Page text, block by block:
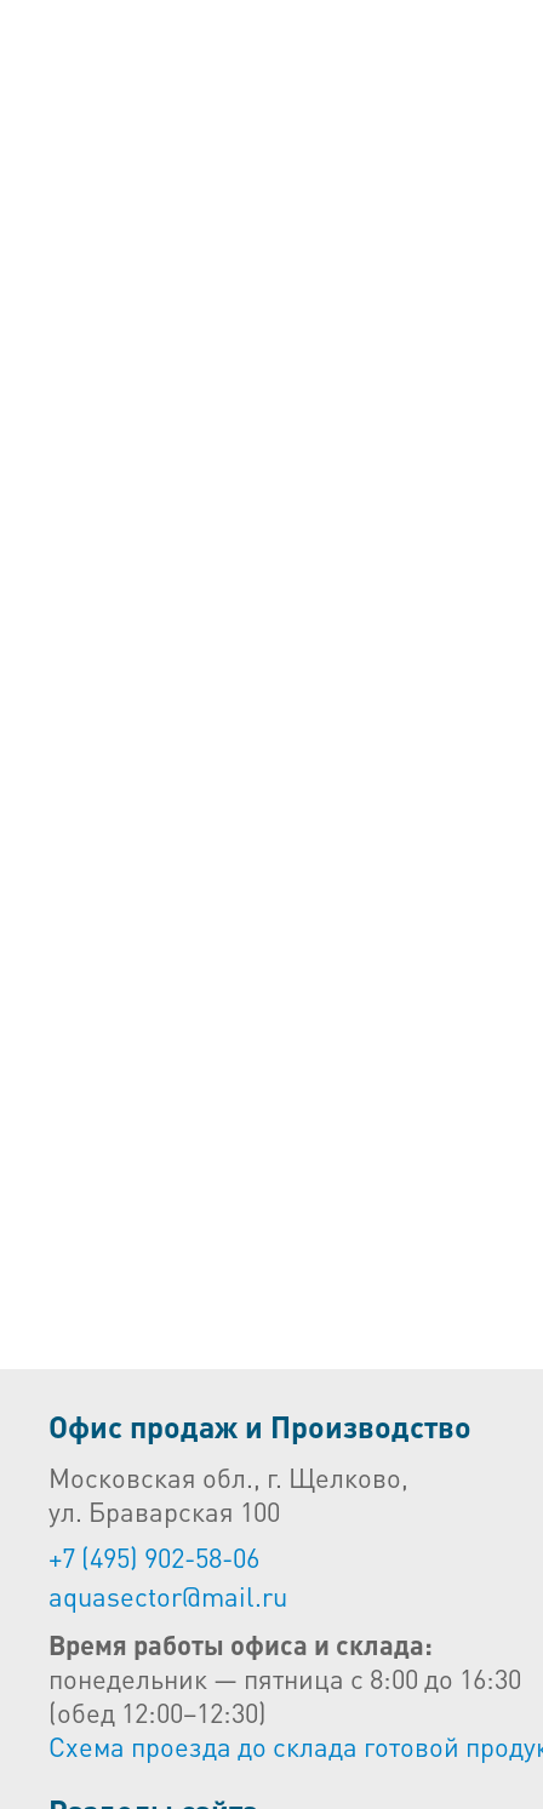
Офис продаж и Производство
Московская обл., г. Щелково,
ул. Браварская 100
+7 (495) 902-58-06
aquasector@mail.ru
Время работы офиса и склада:
понедельник — пятница с 8:00 до 16:30
(обед 12:00–12:30)
Схема проезда до склада готовой